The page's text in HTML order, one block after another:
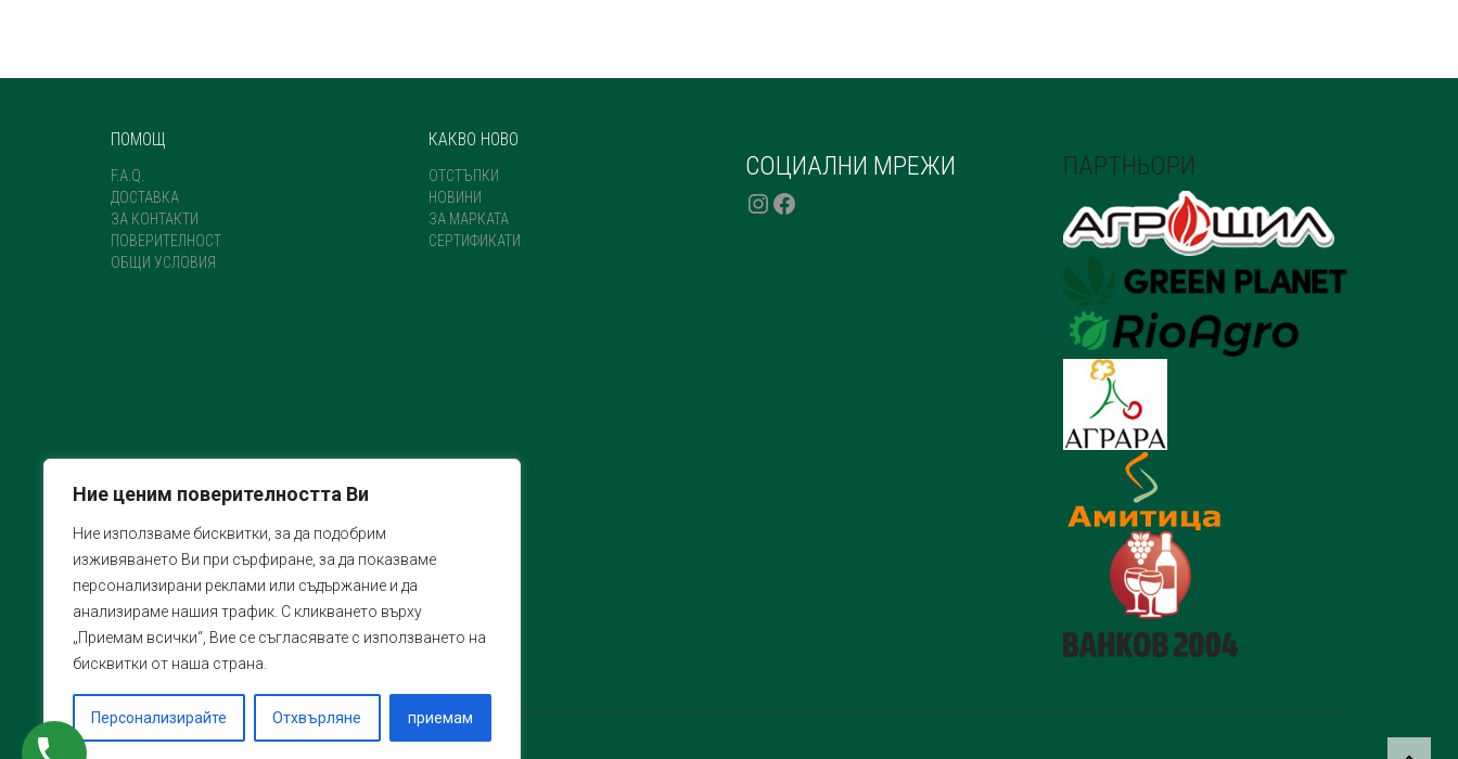
Ние ценим поверителността Ви
Ние използваме бисквитки, за да подобрим
изживяването Ви при сърфиране, за да показваме
персонализирани реклами или съдържание и да
анализираме нашия трафик. С кликването върху
„Приемам всички“, Вие се съгласявате с използването на
бисквитки от наша страна.
Персонализирайте Отхвърляне приемам
ПОМОЩ
F.A.Q.
ДОСТАВКА
ЗА КОНТАКТИ
ПОВЕРИТЕЛНОСТ
ОБЩИ УСЛОВИЯ
КАКВО НОВО
ОТСТЪПКИ
НОВИНИ
ЗА МАРКАТА
СЕРТИФИКАТИ
СОЦИАЛНИ МРЕЖИ
INSTAGRAM
FACEBOOK
ПАРТНЬОРИ